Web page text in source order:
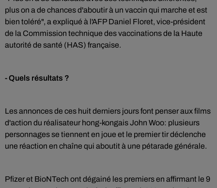
plus on a de chances d'aboutir à un vaccin qui marche et est
bien toléré", a expliqué à l'AFP Daniel Floret, vice-président
de la Commission technique des vaccinations de la Haute
autorité de santé (HAS) française.
- Quels résultats ?
Les annonces de ces huit derniers jours font penser aux films
d'action du réalisateur hong-kongais John Woo: plusieurs
personnages se tiennent en joue et le premier tir déclenche
une réaction en chaîne qui aboutit à une pétarade générale.
Pfizer et BioNTech ont dégainé les premiers en affirmant le 9